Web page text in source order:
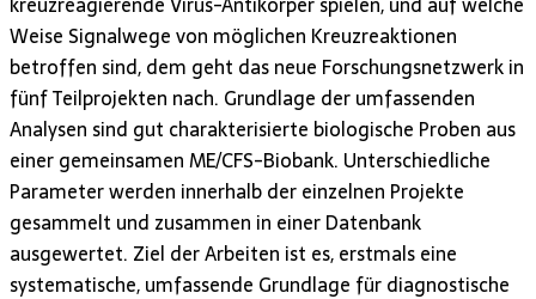
Weise Signalwege von möglichen Kreuzreaktionen
betroffen sind, dem geht das neue Forschungsnetzwerk in
fünf Teilprojekten nach. Grundlage der umfassenden
Analysen sind gut charakterisierte biologische Proben aus
einer gemeinsamen ME/CFS-Biobank. Unterschiedliche
Parameter werden innerhalb der einzelnen Projekte
gesammelt und zusammen in einer Datenbank
ausgewertet. Ziel der Arbeiten ist es, erstmals eine
systematische, umfassende Grundlage für diagnostische